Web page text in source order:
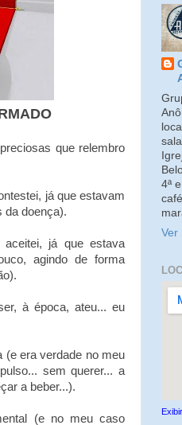
que relembro
já que estavam
da doença).
já que estava
agindo de forma
à época, ateu... eu
(e era verdade no meu
sem querer... a
a beber...).
(e no meu caso
4ª
Ver